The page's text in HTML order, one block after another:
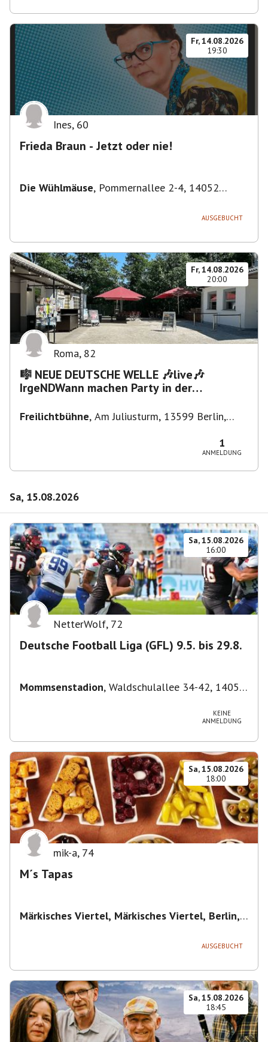
Fr, 14.08.2026
19:30
Ines, 60
Frieda Braun - Jetzt oder nie!
Die Wühlmäuse, Pommernallee 2-4, 14052
AUSGEBUCHT
Fr, 14.08.2026
20:00
Roma, 82
🎼 NEUE DEUTSCHE WELLE 🎶live🎶
IrgeNDWann machen Party in der
Freilichtbühne, Am Juliusturm, 13599 Berlin,
1
ANMELDUNG
Sa, 15.08.2026
Sa, 15.08.2026
16:00
NetterWolf, 72
Deutsche Football Liga (GFL) 9.5. bis 29.8.
Mommsenstadion, Waldschulallee 34-42, 14055
KEINE
ANMELDUNG
Sa, 15.08.2026
18:00
mik-a, 74
M´s Tapas
Märkisches Viertel, Märkisches Viertel, Berlin,
AUSGEBUCHT
Sa, 15.08.2026
18:45